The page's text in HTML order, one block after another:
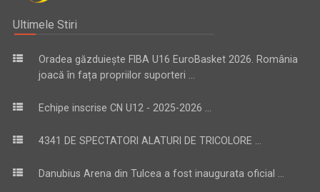
Ultimele Stiri
Oradea găzduiește FIBA U16 EuroBasket 2026. România
joacă în fața propriilor suporteri ...
Echipe inscrise CN U12 - 2025-2026 ...
4341 DE SPECTATORI ALATURI DE TRICOLORE ...
Danubius Arena din Tulcea a fost inaugurata oficial ...